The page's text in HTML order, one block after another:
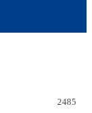
2485